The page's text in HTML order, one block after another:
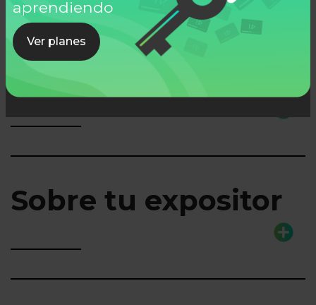
aprendiendo
Ver planes
Lo que aprenderás
Sobre tu expositor